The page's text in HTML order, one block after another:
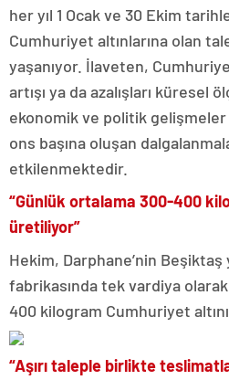
her yıl 1 Ocak ve 30 Ekim
Cumhuriyet altınlarına olan
yaşanıyor. İlaveten,
artışı ya da azalışları küresel
ekonomik ve politik gelişmeler
ons başına oluşan
etkilenmektedir.
“Günlük ortalama 300-400
üretiliyor”
Hekim, Darphane’nin
fabrikasında tek vardiya
400 kilogram Cumhuriyet
“Aşırı taleple birlikte